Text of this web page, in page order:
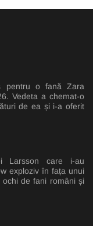
pentru o fană Zara
Vedeta a chemat-o
de ea și i-a oferit
Larsson care i-au
exploziv în fața unui
de fani români și